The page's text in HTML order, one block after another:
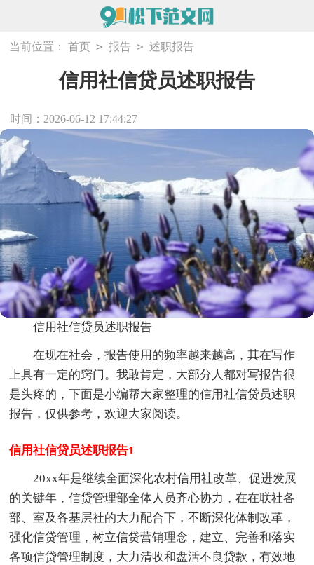
当前位置： 首页 > 报告 > 述职报告
信用社信贷员述职报告
时间：2026-06-12 17:44:27
信用社信贷员述职报告
在现在社会，报告使用的频率越来越高，其在写作
上具有一定的窍门。我敢肯定，大部分人都对写报告很
是头疼的，下面是小编帮大家整理的信用社信贷员述职
报告，仅供参考，欢迎大家阅读。
信用社信贷员述职报告1
20xx年是继续全面深化农村信用社改革、促进发展
的关键年，信贷管理部全体人员齐心协力，在在联社各
部、室及各基层社的大力配合下，不断深化体制改革，
强化信贷管理，树立信贷营销理念，建立、完善和落实
各项信贷管理制度，大力清收和盘活不良贷款，有效地